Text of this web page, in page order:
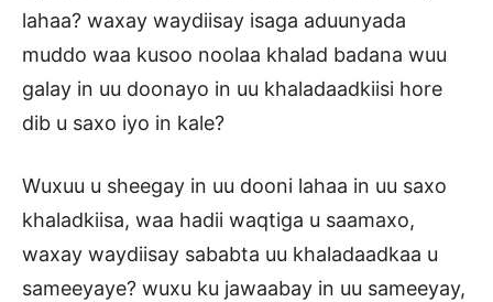
lahaa? waxay waydiisay isaga aduunyada
muddo waa kusoo noolaa khalad badana wuu
galay in uu doonayo in uu khaladaadkiisi hore
dib u saxo iyo in kale?
Wuxuu u sheegay in uu dooni lahaa in uu saxo
khaladkiisa, waa hadii waqtiga u saamaxo,
waxay waydiisay sababta uu khaladaadkaa u
sameeyaye? wuxu ku jawaabay in uu sameeyay,